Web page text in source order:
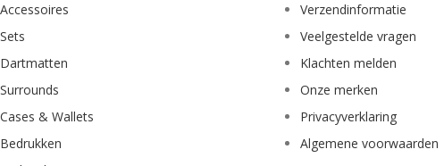
Accessoires
Sets
Dartmatten
Surrounds
Cases & Wallets
Bedrukken
Verzendinformatie
Veelgestelde vragen
Klachten melden
Onze merken
Privacyverklaring
Algemene voorwaarden